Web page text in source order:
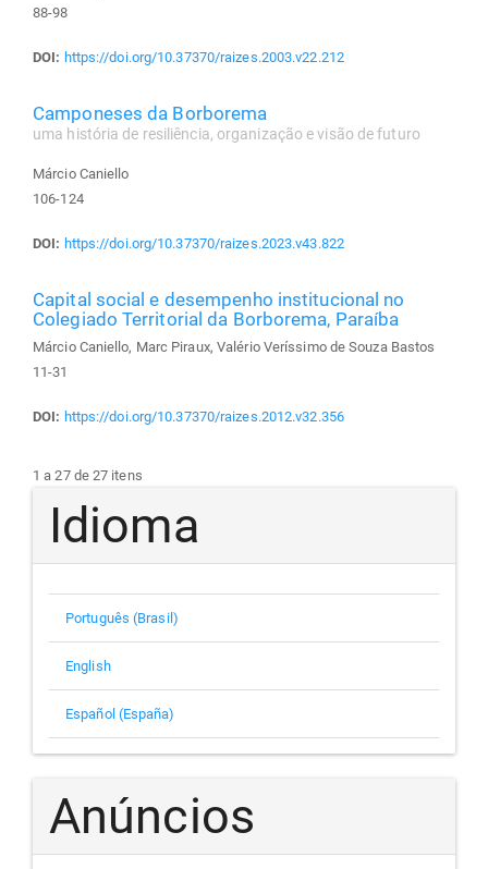
88-98
DOI: https://doi.org/10.37370/raizes.2003.v22.212
Camponeses da Borborema
uma história de resiliência, organização e visão de futuro
Márcio Caniello
106-124
DOI: https://doi.org/10.37370/raizes.2023.v43.822
Capital social e desempenho institucional no
Colegiado Territorial da Borborema, Paraíba
Márcio Caniello, Marc Piraux, Valério Veríssimo de Souza Bastos
11-31
DOI: https://doi.org/10.37370/raizes.2012.v32.356
1 a 27 de 27 itens
Idioma
Português (Brasil)
English
Español (España)
Anúncios